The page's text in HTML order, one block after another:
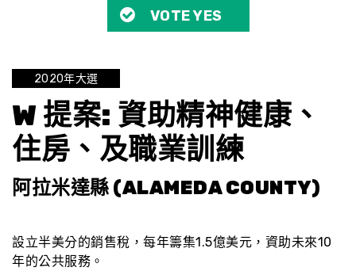
VOTE YES
2020年大選
W 提案: 資助精神健康、
住房、及職業訓練
阿拉米達縣 (ALAMEDA COUNTY)
設立半美分的銷售稅，每年籌集1.5億美元，資助未來10
年的公共服務。